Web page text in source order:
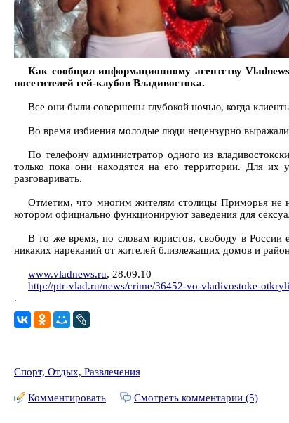
Как сообщил информационному агентству
посетителей гей-клубов Владивостока.
Все они были совершены глубокой ночью, когда
Во время избиения молодые люди нецензурно
По телефону администратор одного из
только пока они находятся на его территории. Для их
разговаривать.
Отметим, что многим жителям столицы Приморья не
котором официально функционируют заведения для
В то же время, по словам юристов, свободу в России
никаких нареканий от жителей близлежащих домов и
www.vladnews.ru, 28.09.10
http://ptr-vlad.ru/news/crime/36452-vo-vladivostoke-
.
Спорт, Отдых, Развлечения
Комментировать Смотреть комментарии (5)